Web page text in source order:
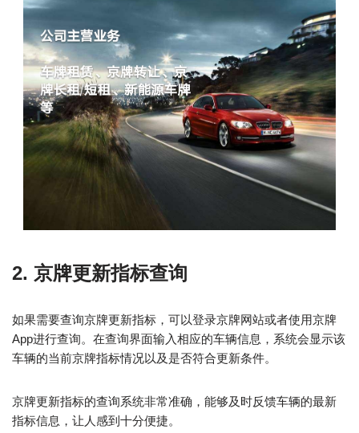
2. 京牌更新指标查询
如果需要查询京牌更新指标，可以登录京牌网站或者使用京牌
App进行查询。在查询界面输入相应的车辆信息，系统会显示该
车辆的当前京牌指标情况以及是否符合更新条件。
京牌更新指标的查询系统非常准确，能够及时反馈车辆的最新
指标信息，让人感到十分便捷。